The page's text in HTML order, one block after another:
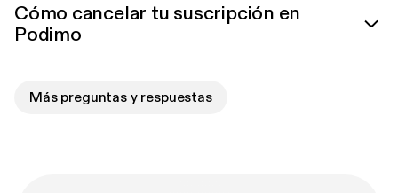
Cómo cancelar tu suscripción en
Podimo
Más preguntas y respuestas